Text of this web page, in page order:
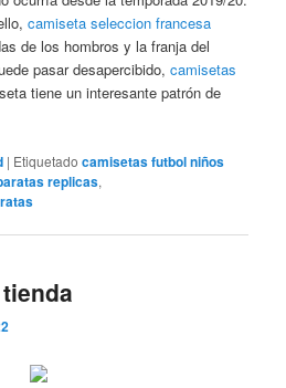
camiseta seleccion francesa
de los hombros y la franja del
pasar desapercibido,camisetas
tiene un interesante patrón de
| Etiquetado camisetas futbol niños
replicas,